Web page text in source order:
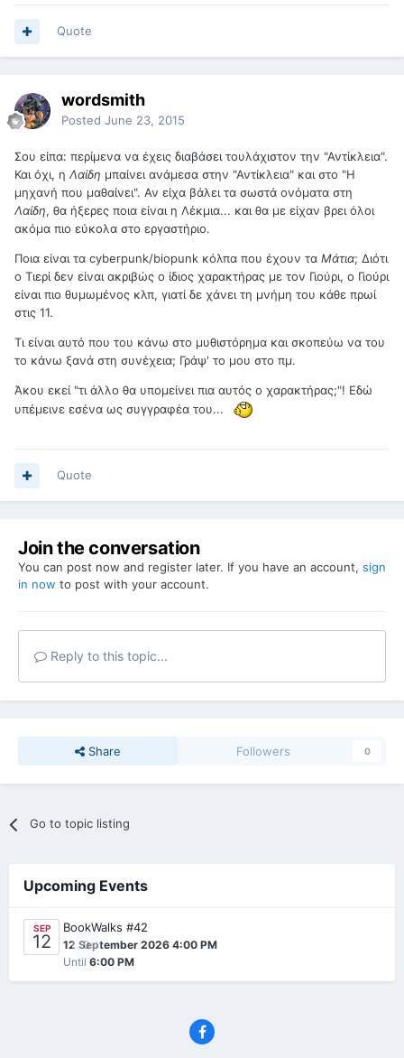
Quote
wordsmith
Posted June 23, 2015
Σου είπα: περίμενα να έχεις διαβάσει τουλάχιστον την "Αντίκλεια".
Και όχι, η Λαίδη μπαίνει ανάμεσα στην "Αντίκλεια" και στο "Η
μηχανή που μαθαίνει". Αν είχα βάλει τα σωστά ονόματα στη
Λαίδη, θα ήξερες ποια είναι η Λέκμια... και θα με είχαν βρει όλοι
ακόμα πιο εύκολα στο εργαστήριο.
Ποια είναι τα cyberpunk/biopunk κόλπα που έχουν τα Μάτια; Διότι
ο Τιερί δεν είναι ακριβώς ο ίδιος χαρακτήρας με τον Γιούρι, ο Γιούρι
είναι πιο θυμωμένος κλπ, γιατί δε χάνει τη μνήμη του κάθε πρωί
στις 11.
Τι είναι αυτό που του κάνω στο μυθιστόρημα και σκοπεύω να του
το κάνω ξανά στη συνέχεια; Γράψ' το μου στο πμ.
Άκου εκεί "τι άλλο θα υπομείνει πια αυτός ο χαρακτήρας;"! Εδώ
υπέμεινε εσένα ως συγγραφέα του...
Quote
Join the conversation
You can post now and register later. If you have an account, sign
in now to post with your account.
Reply to this topic...
Share Followers 0
Go to topic listing
Upcoming Events
SEP
12 0
BookWalks #42
12 September 2026 4:00 PM
Until 6:00 PM